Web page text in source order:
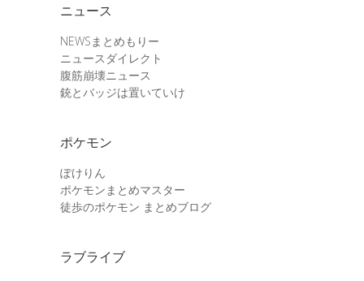
ニュース
NEWSまとめもりー
ニュースダイレクト
腹筋崩壊ニュース
銃とバッジは置いていけ
ポケモン
ぽけりん
ポケモンまとめマスター
徒歩のポケモン まとめブログ
ラブライブ